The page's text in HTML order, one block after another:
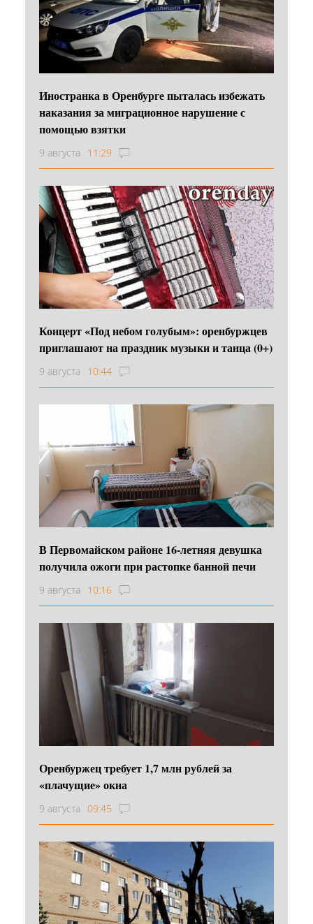
Иностранка в Оренбурге пыталась избежать
наказания за миграционное нарушение с
помощью взятки
9 августа 11:29
Концерт «Под небом голубым»: оренбуржцев
приглашают на праздник музыки и танца (0+)
9 августа 10:44
В Первомайском районе 16‑летняя девушка
получила ожоги при растопке банной печи
9 августа 10:16
Оренбуржец требует 1,7 млн рублей за
«плачущие» окна
9 августа 09:45